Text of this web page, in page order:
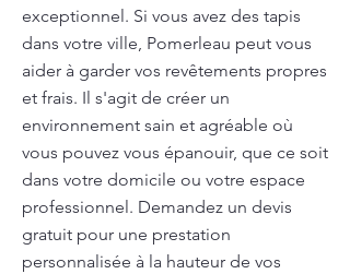
exceptionnel. Si vous avez des tapis
dans votre ville, Pomerleau peut vous
aider à garder vos revêtements propres
et frais. Il s'agit de créer un
environnement sain et agréable où
vous pouvez vous épanouir, que ce soit
dans votre domicile ou votre espace
professionnel. Demandez un devis
gratuit pour une prestation
personnalisée à la hauteur de vos